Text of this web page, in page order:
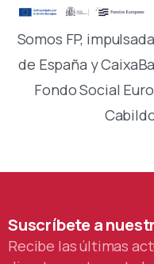
Somos FP,
de España y
Fondo Social
Suscríbetea
Recibe las últimas